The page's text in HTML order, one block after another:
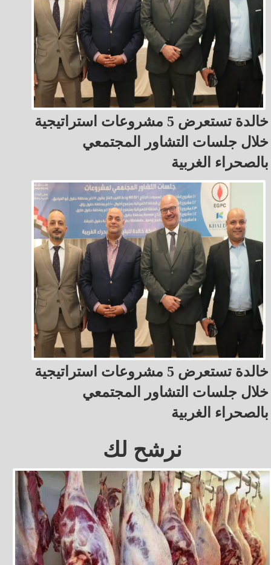
خالدة تستعرض 5 مشروعات استراتيجية
خلال جلسات التشاور المجتمعي
بالصحراء الغربية
خالدة تستعرض 5 مشروعات استراتيجية
خلال جلسات التشاور المجتمعي
بالصحراء الغربية
نرشح لك